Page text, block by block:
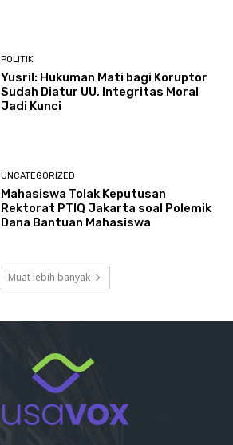
POLITIK
Yusril: Hukuman Mati bagi Koruptor
Sudah Diatur UU, Integritas Moral
Jadi Kunci
UNCATEGORIZED
Mahasiswa Tolak Keputusan
Rektorat PTIQ Jakarta soal Polemik
Dana Bantuan Mahasiswa
Muat lebih banyak